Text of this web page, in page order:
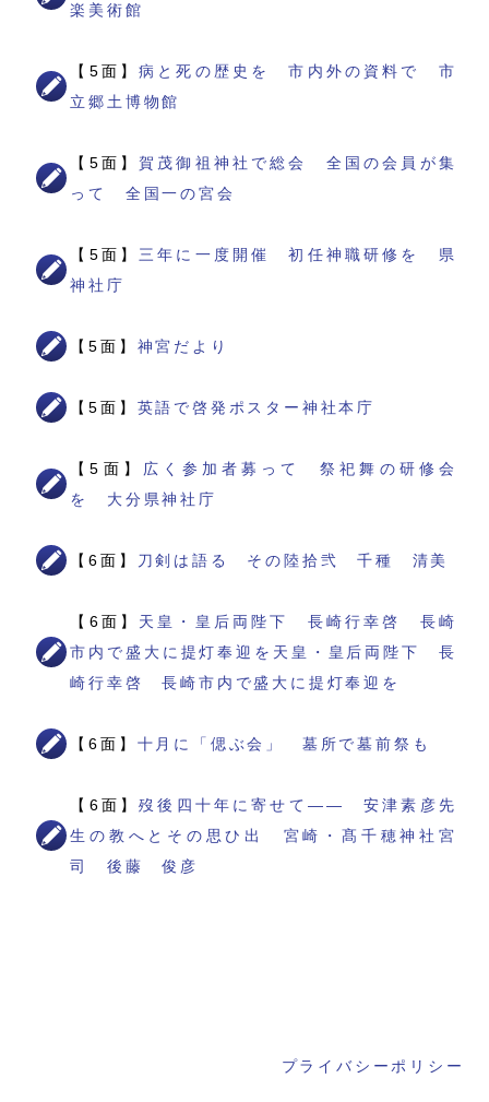
楽美術館
【5面】病と死の歴史を 市内外の資料で 市
立郷土博物館
【5面】賀茂御祖神社で総会 全国の会員が集
って 全国一の宮会
【5面】 三年に一度開催 初任神職研修を 県
神社庁
【5面】 神宮だより
【5面】 英語で啓発ポスター神社本庁
【5面】 広く参加者募って 祭祀舞の研修会
を 大分県神社庁
【6面】 刀剣は語る その陸拾弐 千種 清美
【6面】 天皇・皇后両陛下 長崎行幸啓 長崎
市内で盛大に提灯奉迎を天皇・皇后両陛下 長
崎行幸啓 長崎市内で盛大に提灯奉迎を
【6面】 十月に「偲ぶ会」 墓所で墓前祭も
【6面】歿後四十年に寄せて―― 安津素彦先
生の教へとその思ひ出 宮崎・髙千穂神社宮
司 後藤 俊彦
プライバシーポリシー